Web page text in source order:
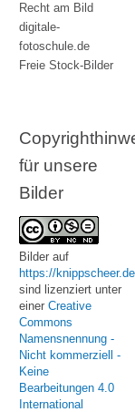
Recht am Bild
digitale-
fotoschule.de
Freie Stock-Bilder
für unsere
Bilder
Bilder auf
https://knippscheer.de
sind lizenziert unter
einer Creative
Commons
Namensnennung -
Nicht kommerziell -
Keine
Bearbeitungen 4.0
International